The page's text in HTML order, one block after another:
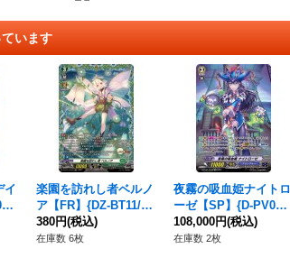
います
イ
楽園を訪れし者ベルノ
ア【FR】{DZ-BT11/F
R33}《ストイケイア》
380円(税込)
在庫数 6枚
夜霧の吸血姫ナイトロ
ーゼ【SP】{D-PV01/
SP23}《グランブル
ー》
108,000円(税込)
在庫数 2枚